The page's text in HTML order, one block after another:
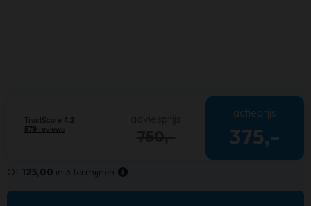
actieprijs
375,-
Of 125,00 in 3 termijnen